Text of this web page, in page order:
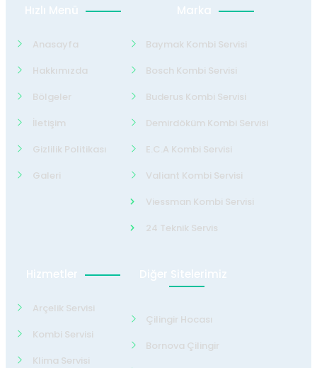
Hızlı Menü
Anasayfa
Hakkımızda
Bölgeler
İletişim
Gizlilik Politikası
Galeri
Marka
Baymak Kombi Servisi
Bosch Kombi Servisi
Buderus Kombi Servisi
Demirdöküm Kombi Servisi
E.C.A Kombi Servisi
Valiant Kombi Servisi
Viessman Kombi Servisi
24 Teknik Servis
Hizmetler
Arçelik Servisi
Kombi Servisi
Klima Servisi
Diğer Sitelerimiz
Çilingir Hocası
Bornova Çilingir